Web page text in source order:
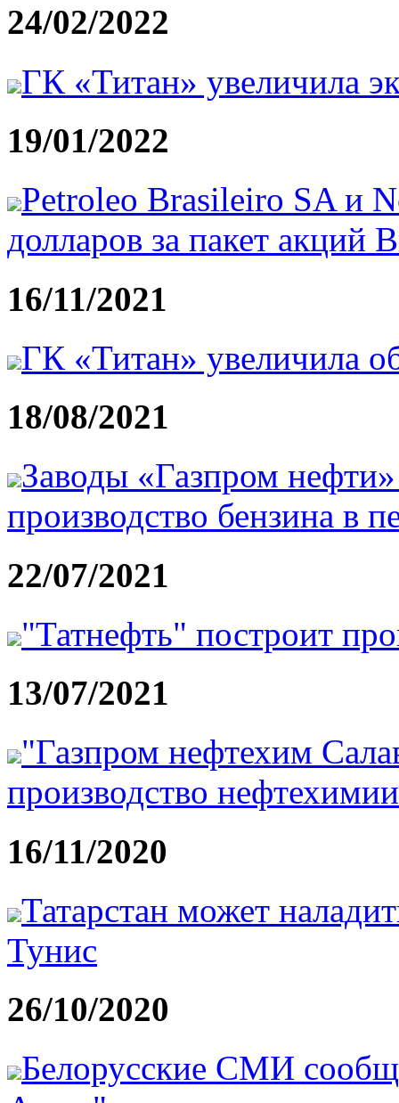
24/02/2022
ГК «Титан» увеличила
19/01/2022
Petroleo Brasileiro SA и
долларов за пакет акций
16/11/2021
ГК «Титан» увеличила
18/08/2021
Заводы «Газпром
производство бензина в
22/07/2021
"Татнефть" построит
13/07/2021
"Газпром нефтехим
производство нефтехимии
16/11/2020
Татарстан может
Тунис
26/10/2020
Белорусские СМИ